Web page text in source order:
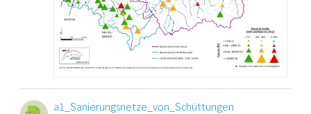
a1_Sanierungsnetze_von_Schüttungen